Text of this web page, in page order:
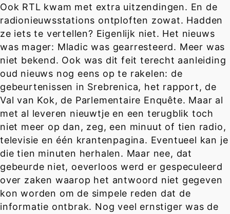
Ook RTL kwam met extra uitzendingen. En de
radionieuwsstations ontploften zowat. Hadden
ze iets te vertellen? Eigenlijk niet. Het nieuws
was mager: Mladic was gearresteerd. Meer was
niet bekend. Ook was dit feit terecht aanleiding
oud nieuws nog eens op te rakelen: de
gebeurtenissen in Srebrenica, het rapport, de
Val van Kok, de Parlementaire Enquête. Maar al
met al leveren nieuwtje en een terugblik toch
niet meer op dan, zeg, een minuut of tien radio,
televisie en één krantenpagina. Eventueel kan je
die tien minuten herhalen. Maar nee, dat
gebeurde niet, oeverloos werd er gespeculeerd
over zaken waarop het antwoord niet gegeven
kon worden om de simpele reden dat de
informatie ontbrak. Nog veel ernstiger was de